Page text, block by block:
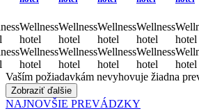
Wellness
hotel
Wellness
hotel
Wellness
hotel
Wellness
hotel
Wellness
hotel
Wellness
hotel
Wellness
hotel
Wellness
hotel
hotel
hotel
Vaším požiadavkám nevyhovuje žiadna
Zobraziť ďalšie
NAJNOVŠIE PREVÁDZKY